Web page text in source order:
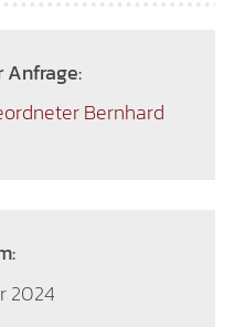
Anfrage:
Bernhard
2024